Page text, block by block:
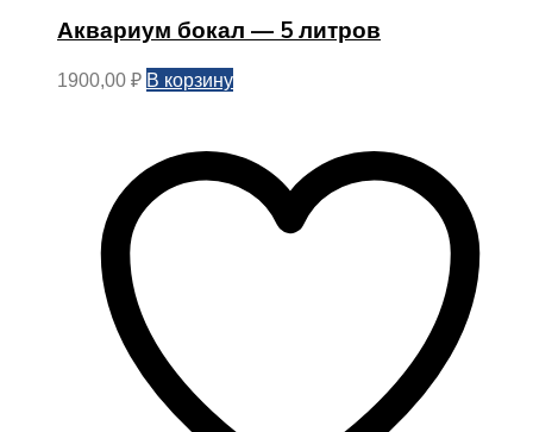
Аквариум бокал — 5 литров
1900,00 ₽ В корзину